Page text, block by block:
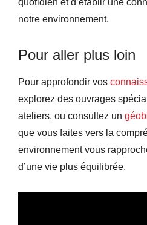
notre environnement.
Pour aller plus loin
Pour approfondir vos
explorez des ouvrages
ateliers, ou consultez un
que vous faites vers la
environnement vous
d’une vie plus équilibrée.